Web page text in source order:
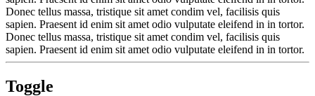
Donec tellus massa, tristique sit amet condim vel, facilisis quis
sapien. Praesent id enim sit amet odio vulputate eleifend in in tortor.
Donec tellus massa, tristique sit amet condim vel, facilisis quis
sapien. Praesent id enim sit amet odio vulputate eleifend in in tortor.
Toggle